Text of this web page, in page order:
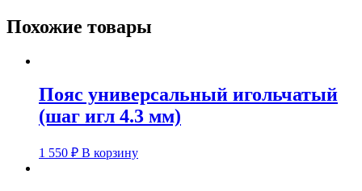
Похожие товары
Пояс универсальный игольчатый
(шаг игл 4.3 мм)
1 550 ₽ В корзину